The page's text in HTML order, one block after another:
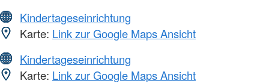
Kindertageseinrichtung
Karte: Link zur Google Maps Ansicht
Kindertageseinrichtung
Karte: Link zur Google Maps Ansicht